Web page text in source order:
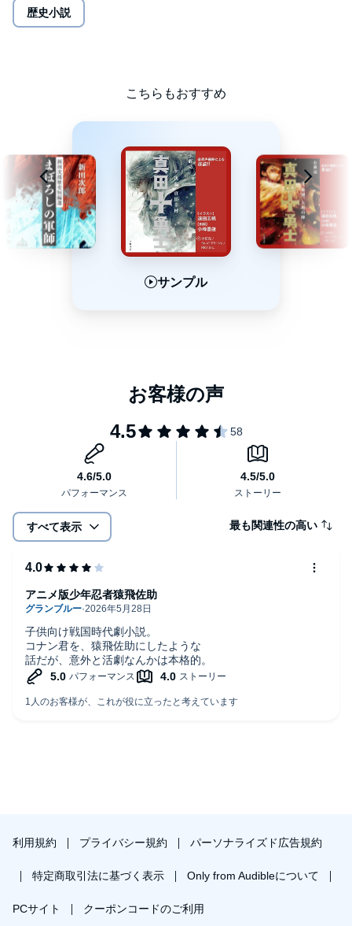
歴史小説
こちらもおすすめ
サンプル
すべて表示 最も関連性の高い
子供向け戦国時代劇小説。
コナン君を、猿飛佐助にしたような
話だが、意外と活劇なんかは本格的。
アニメ版少年忍者猿飛佐助
利用規約 プライバシー規約 パーソナライズド広告規約
特定商取引法に基づく表示 Only from Audibleについて
PCサイト クーポンコードのご利用